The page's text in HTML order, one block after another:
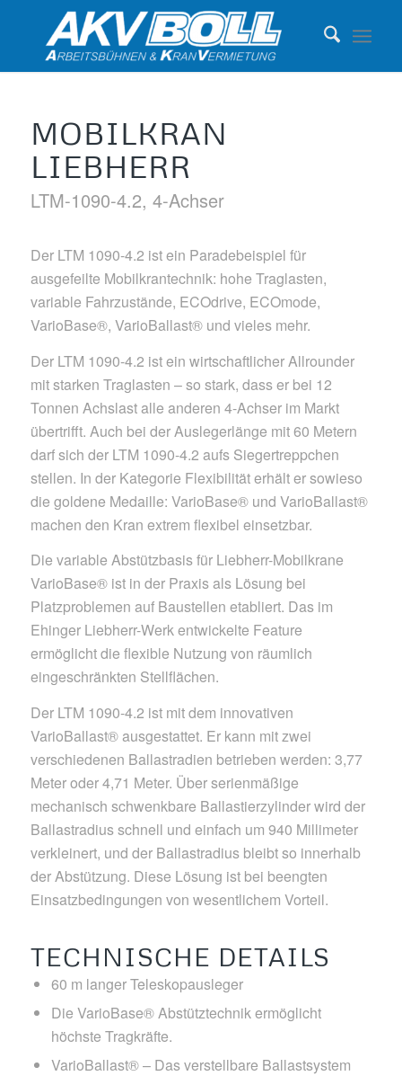
MOBILKRAN
LIEBHERR
LTM-1090-4.2, 4-Achser
Der LTM 1090-4.2 ist ein Paradebeispiel für
ausgefeilte Mobilkrantechnik: hohe Traglasten,
variable Fahrzustände, ECOdrive, ECOmode,
VarioBase®, VarioBallast® und vieles mehr.
Der LTM 1090-4.2 ist ein wirtschaftlicher Allrounder
mit starken Traglasten – so stark, dass er bei 12
Tonnen Achslast alle anderen 4-Achser im Markt
übertrifft. Auch bei der Auslegerlänge mit 60 Metern
darf sich der LTM 1090-4.2 aufs Siegertreppchen
stellen. In der Kategorie Flexibilität erhält er sowieso
die goldene Medaille: VarioBase® und VarioBallast®
machen den Kran extrem flexibel einsetzbar.
Die variable Abstützbasis für Liebherr-Mobilkrane
VarioBase® ist in der Praxis als Lösung bei
Platzproblemen auf Baustellen etabliert. Das im
Ehinger Liebherr-Werk entwickelte Feature
ermöglicht die flexible Nutzung von räumlich
eingeschränkten Stellflächen.
Der LTM 1090-4.2 ist mit dem innovativen
VarioBallast® ausgestattet. Er kann mit zwei
verschiedenen Ballastradien betrieben werden: 3,77
Meter oder 4,71 Meter. Über serienmäßige
mechanisch schwenkbare Ballastierzylinder wird der
Ballastradius schnell und einfach um 940 Millimeter
verkleinert, und der Ballastradius bleibt so innerhalb
der Abstützung. Diese Lösung ist bei beengten
Einsatzbedingungen von wesentlichem Vorteil.
TECHNISCHE DETAILS
60 m langer Teleskopausleger
Die VarioBase® Abstütztechnik ermöglicht
höchste Tragkräfte.
VarioBallast® – Das verstellbare Ballastsystem